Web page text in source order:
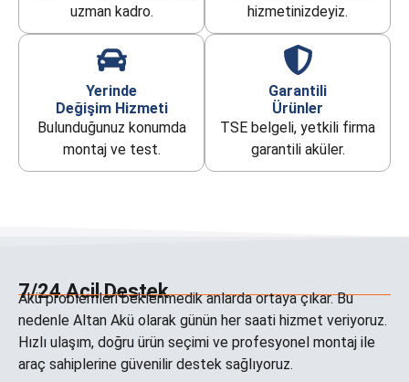
uzman kadro.
hizmetinizdeyiz.
Yerinde
Değişim Hizmeti
Bulunduğunuz konumda
montaj ve test.
Garantili
Ürünler
TSE belgeli, yetkili firma
garantili aküler.
7/24 Acil Destek
Akü problemleri beklenmedik anlarda ortaya çıkar. Bu
nedenle Altan Akü olarak günün her saati hizmet veriyoruz.
Hızlı ulaşım, doğru ürün seçimi ve profesyonel montaj ile
araç sahiplerine güvenilir destek sağlıyoruz.